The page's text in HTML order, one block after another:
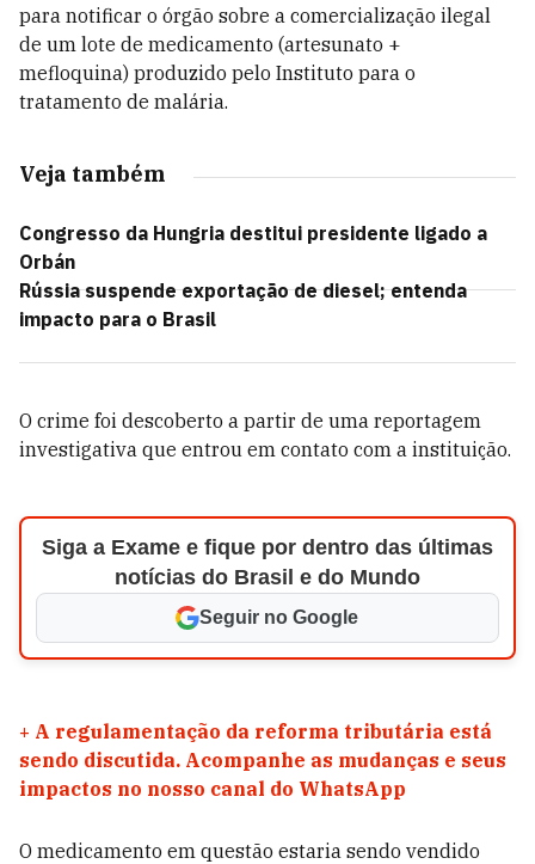
para notificar o órgão sobre a comercialização ilegal
de um lote de medicamento (artesunato +
mefloquina) produzido pelo Instituto para o
tratamento de malária.
Veja também
Congresso da Hungria destitui presidente ligado a
Orbán
Rússia suspende exportação de diesel; entenda
impacto para o Brasil
O crime foi descoberto a partir de uma reportagem
investigativa que entrou em contato com a instituição.
Siga a Exame e fique por dentro das últimas
notícias do Brasil e do Mundo
Seguir no Google
+ A regulamentação da reforma tributária está
sendo discutida. Acompanhe as mudanças e seus
impactos no nosso canal do WhatsApp
O medicamento em questão estaria sendo vendido